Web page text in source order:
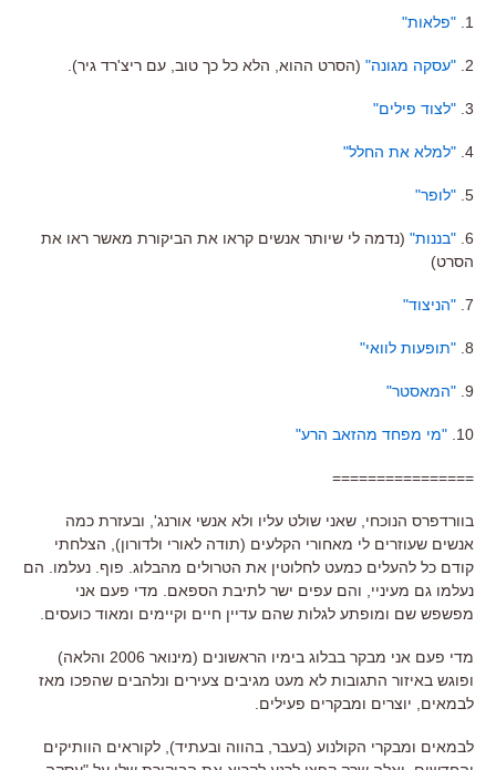
1. "פלאות"
2. "עסקה מגונה" (הסרט ההוא, הלא כל כך טוב, עם ריצ'רד גיר).
3. "לצוד פילים"
4. "למלא את החלל"
5. "לופר"
6. "בננות" (נדמה לי שיותר אנשים קראו את הביקורת מאשר ראו את
הסרט)
7. "הניצוד"
8. "תופעות לוואי"
9. "המאסטר"
10. "מי מפחד מהזאב הרע"
================
בוורדפרס הנוכחי, שאני שולט עליו ולא אנשי אורנג', ובעזרת כמה
אנשים שעוזרים לי מאחורי הקלעים (תודה לאורי ולדורון), הצלחתי
קודם כל להעלים כמעט לחלוטין את הטרולים מהבלוג. פוף. נעלמו. הם
נעלמו גם מעיניי, והם עפים ישר לתיבת הספאם. מדי פעם אני
מפשפש שם ומופתע לגלות שהם עדיין חיים וקיימים ומאוד כועסים.
מדי פעם אני מבקר בבלוג בימיו הראשונים (מינואר 2006 והלאה)
ופוגש באיזור התגובות לא מעט מגיבים צעירים ונלהבים שהפכו מאז
לבמאים, יוצרים ומבקרים פעילים.
לבמאים ומבקרי הקולנוע (בעבר, בהווה ובעתיד), לקוראים הוותיקים